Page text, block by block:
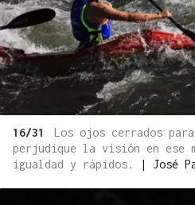
16/31
Los ojos cerrados
perjudique la visión en ese
igualdad y rápidos.
| José